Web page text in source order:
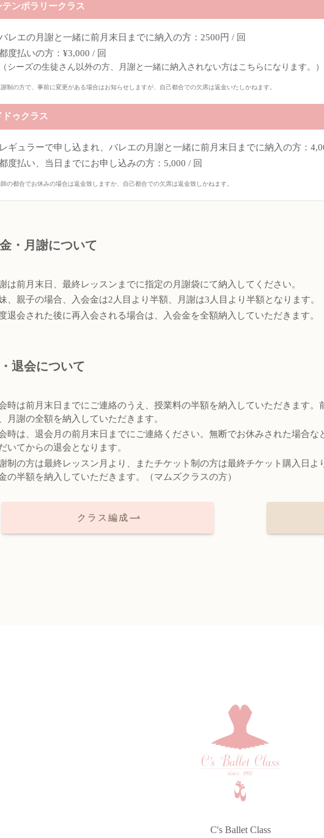
テンポラリークラス
レエの月謝と一緒に前月末日までに納入の方：2500円 / 回
度払いの方：¥3,000 / 回
（シーズの生徒さん以外の方、月謝と一緒に納入されない方はこちらになります。）
謝制の方で、事前に変更がある場合はお知らせしますが、自己都合での欠席は返金いたしかねます。
ドゥクラス
レギュラーで申し込まれ、バレエの月謝と一緒に前月末日までに納入の方：
度払い、当日までにお申し込みの方：5,000 / 回
の都合でお休みの場合は返金致しますか、自己都合での欠席は返金致しかねます。
・月謝について
は前月末日、最終レッスンまでに指定の月謝袋にて納入してください。
、親子の場合、入会金は2人目より半額、月謝は3人目より半額となります。
退会された後に再入会される場合は、入会金を全額納入していただきます。
退会について
時は前月末日までにご連絡のうえ、授業料の半額を納入していただきます
月謝の全額を納入していただきます。
時は、退会月の前月末日までにご連絡ください。無断でお休みされた場合
いてからの退会となります。
制の方は最終レッスン月より、またチケット制の方は最終チケット購入日
の半額を納入していただきます。（マムズクラスの方）
クラス編成
C's Ballet Class